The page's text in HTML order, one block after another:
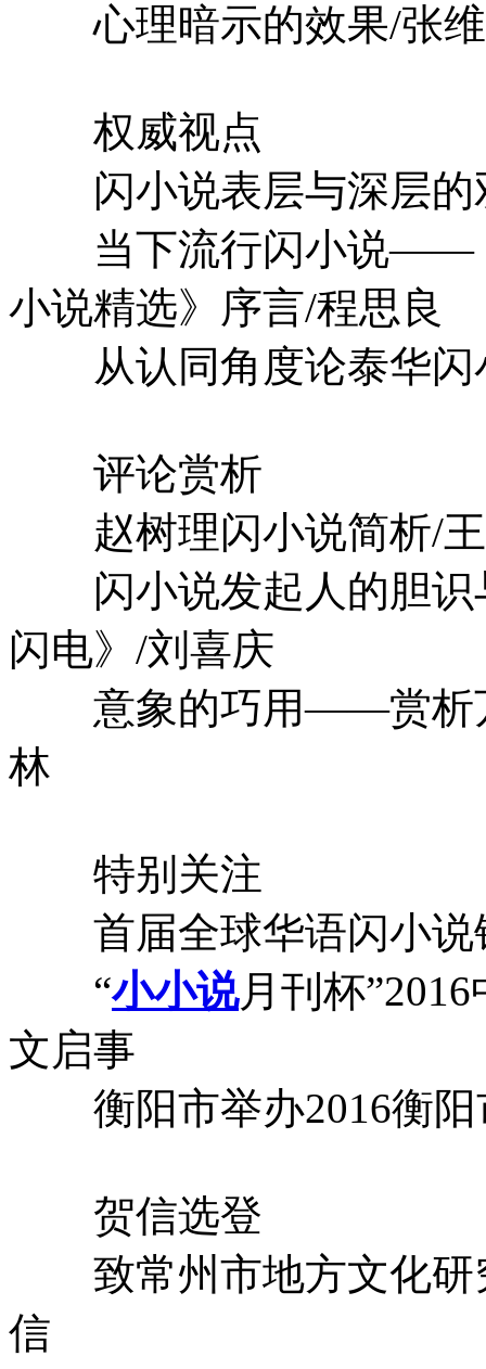
心理暗示的效果/张维
权威视点
闪小说表层与深层的
当下流行闪小说——
小说精选》序言/程思良
从认同角度论泰华闪
评论赏析
赵树理闪小说简析/王
闪小说发起人的胆识
闪电》/刘喜庆
意象的巧用——赏析万
林
特别关注
首届全球华语闪小说
“小小说月刊杯
文启事
衡阳市举办2016衡阳
贺信选登
致常州市地方文化研
信